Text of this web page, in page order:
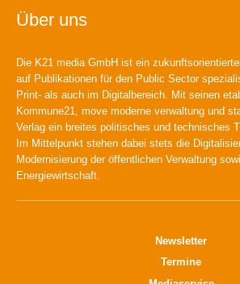
Über uns
Die K21 media GmbH ist ein
auf Publikationen für den Public Sector
Print- als auch im Digitalbereich. Mit seinen
Kommune21, move moderne verwaltung und
Verlag ein breites politisches und technisches
Im Mittelpunkt stehen dabei stets die
Modernisierung der öffentlichen Verwaltung
Energiewirtschaft.
Newsletter
Termine